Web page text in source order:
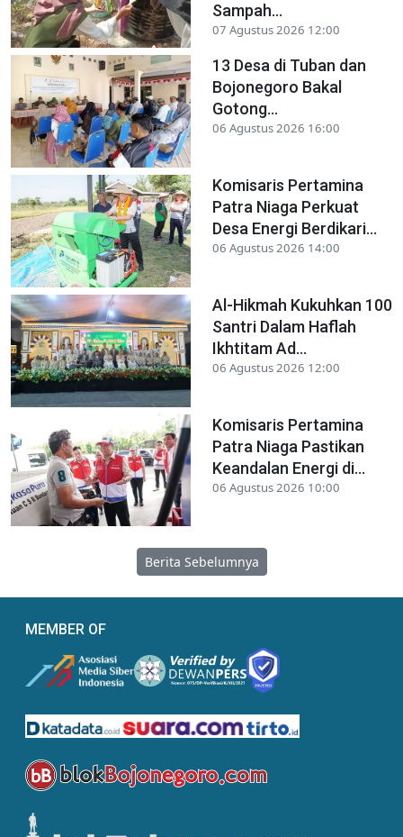
Sampah...
07 Agustus 2026 12:00
13 Desa di Tuban dan
Bojonegoro Bakal
Gotong...
06 Agustus 2026 16:00
Komisaris Pertamina
Patra Niaga Perkuat
Desa Energi Berdikari...
06 Agustus 2026 14:00
Al-Hikmah Kukuhkan 100
Santri Dalam Haflah
Ikhtitam Ad...
06 Agustus 2026 12:00
Komisaris Pertamina
Patra Niaga Pastikan
Keandalan Energi di...
06 Agustus 2026 10:00
Berita Sebelumnya
MEMBER OF